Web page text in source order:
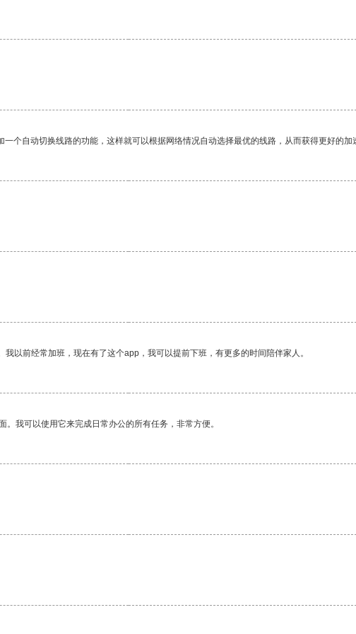
个自动切换线路的功能，这样就可以根据网络情况自动选择最优的线路，从而获得更好的加
以前经常加班，现在有了这个app，我可以提前下班，有更多的时间陪伴家人。
我可以使用它来完成日常办公的所有任务，非常方便。